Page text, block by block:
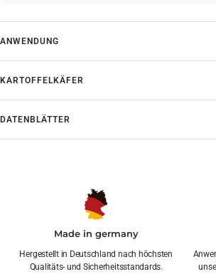
ANWENDUNG
KARTOFFELKÄFER
DATENBLÄTTER
Made in germany
Hergestellt in Deutschland nach höchsten
Qualitäts- und Sicherheitsstandards.